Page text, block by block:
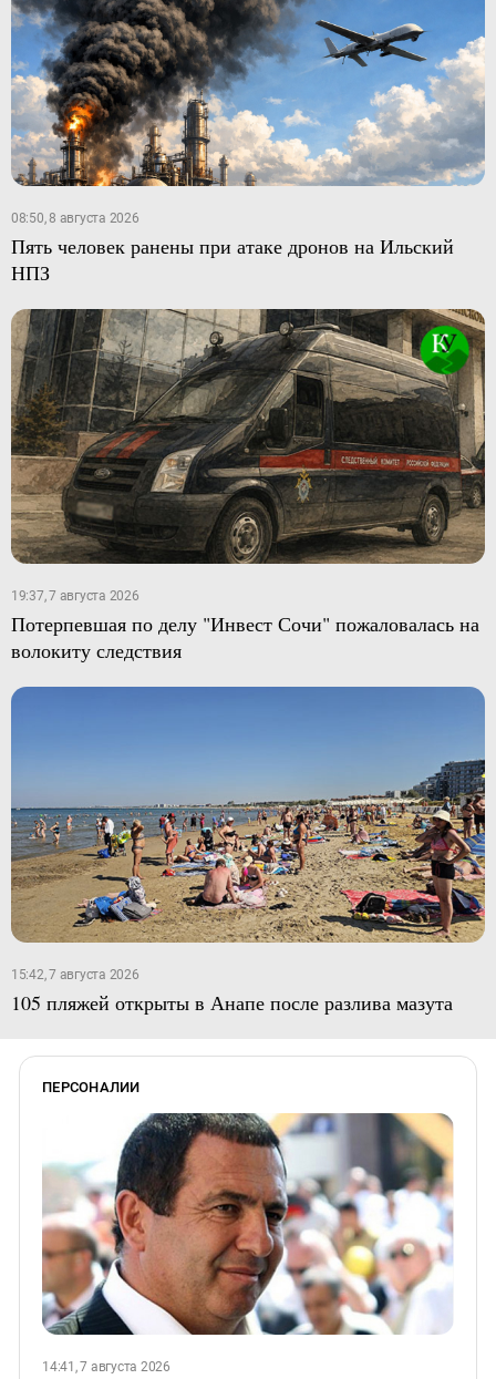
08:50, 8 августа 2026
Пять человек ранены при атаке дронов на Ильский
НПЗ
19:37, 7 августа 2026
Потерпевшая по делу "Инвест Сочи" пожаловалась на
волокиту следствия
15:42, 7 августа 2026
105 пляжей открыты в Анапе после разлива мазута
ПЕРСОНАЛИИ
14:41, 7 августа 2026